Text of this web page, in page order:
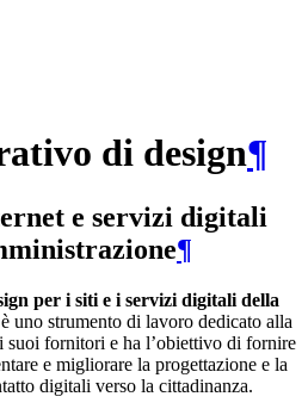
di design¶
e servizi digitali
¶
per i siti e i servizi digitali della
è uno strumento di lavoro dedicato alla
suoi fornitori e ha l’obiettivo di fornire
e migliorare la progettazione e la
digitali verso la cittadinanza.